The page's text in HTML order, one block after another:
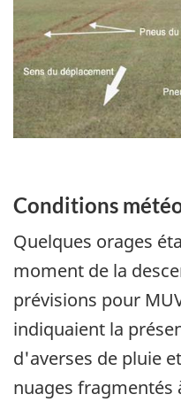
Conditions
Quelques orages
moment de la
prévisions pour
indiquaient la
d'averses de pluie
nuages fragmentés